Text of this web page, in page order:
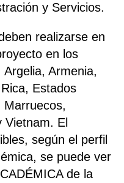
y Servicios.
realizarse en
en los
Armenia,
Estados
Marruecos,
Vietnam. El
según el perfil
se puede ver
de la